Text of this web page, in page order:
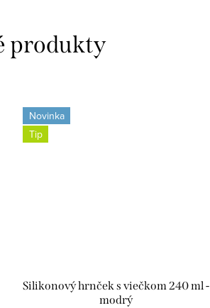
Novinka
Tip
Silikonový hrnček s viečkom 240 ml -
modrý